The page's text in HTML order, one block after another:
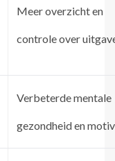
Meer overzicht en
controle over
Verbeterde mentale
gezondheid en